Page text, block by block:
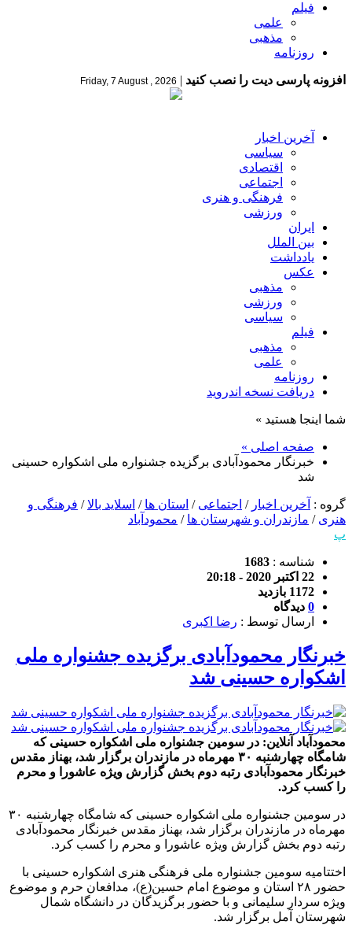
فیلم
علمی
مذهبی
روزنامه
افزونه پارسی دیت را نصب کنید |
Friday, 7 August , 2026
آخرین اخبار
سیاسی
اقتصادی
اجتماعی
فرهنگی و هنری
ورزشی
ایران
بین الملل
یادداشت
عکس
مذهبی
ورزشی
سیاسی
فیلم
مذهبی
علمی
روزنامه
دریافت نسخه اندروید
شما اینجا هستید »
صفحه اصلی »
خبرنگار محمودآبادی برگزیده جشنواره ملی اشکواره حسینی
شد
گروه : آخرین اخبار / اجتماعی / استان ها / اسلاید بالا/ فرهنگی و
هنری / مازندران و شهرستان ها / محمودآباد
پ
شناسه : 1683
22 اکتبر 2020 - 20:18
1172 بازدید
0 دیدگاه
ارسال توسط : رضا اکبری
خبرنگار محمودآبادی برگزیده جشنواره ملی
اشکواره حسینی شد
محمودآباد آنلاین: در سومین جشنواره ملی اشکواره حسینی که
شامگاه چهارشنبه ۳۰ مهرماه در مازندران برگزار شد، بهناز مقدس
خبرنگار محمودآبادی رتبه دوم بخش گزارش ویژه عاشورا و محرم
را کسب کرد.
در سومین جشنواره ملی اشکواره حسینی که شامگاه چهارشنبه ۳۰
مهرماه در مازندران برگزار شد، بهناز مقدس خبرنگار محمودآبادی
رتبه دوم بخش گزارش ویژه عاشورا و محرم را کسب کرد.
اختتامیه سومین جشنواره ملی فرهنگی هنری اشکواره حسینی با
حضور ۲۸ استان و موضوع امام حسین(ع)، مدافعان حرم و موضوع
ویژه سردار سلیمانی و با حضور برگزیدگان در دانشگاه شمال
شهرستان آمل برگزار شد.